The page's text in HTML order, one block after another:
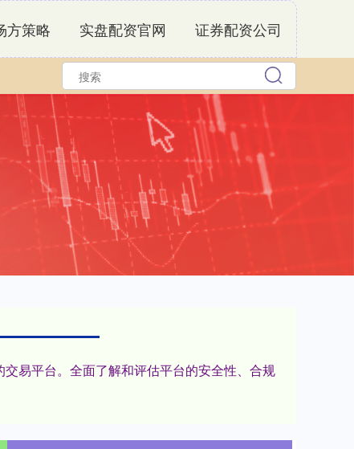
方策略 实盘配资官网 证券配资公司
易平台。全面了解和评估平台的安全性、合规